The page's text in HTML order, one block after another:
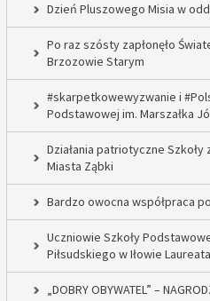
Dzień Pluszowego Misia w
Po raz szósty zapłonęło
Brzozowie Starym
#skarpetkowewyzwanie i
Podstawowej im. Marszałka
Działania patriotyczne
Miasta Ząbki
Bardzo owocna współpraca
Uczniowie Szkoły
Piłsudskiego w Iłowie
„DOBRY OBYWATEL” –